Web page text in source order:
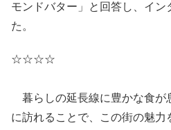
モンドバター」と回答し、イン
た。
☆☆☆☆
暮らしの延長線に豊かな食が
に訪れることで、この街の魅